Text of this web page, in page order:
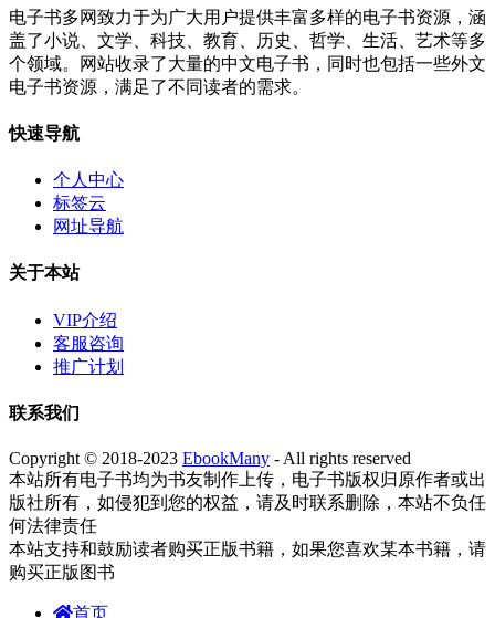
电子书多网致力于为广大用户提供丰富多样的电子书资源，涵
盖了小说、文学、科技、教育、历史、哲学、生活、艺术等多
个领域。网站收录了大量的中文电子书，同时也包括一些外文
电子书资源，满足了不同读者的需求。
快速导航
个人中心
标签云
网址导航
关于本站
VIP介绍
客服咨询
推广计划
联系我们
Copyright © 2018-2023 EbookMany - All rights reserved
本站所有电子书均为书友制作上传，电子书版权归原作者或出
版社所有，如侵犯到您的权益，请及时联系删除，本站不负任
何法律责任
本站支持和鼓励读者购买正版书籍，如果您喜欢某本书籍，请
购买正版图书
首页